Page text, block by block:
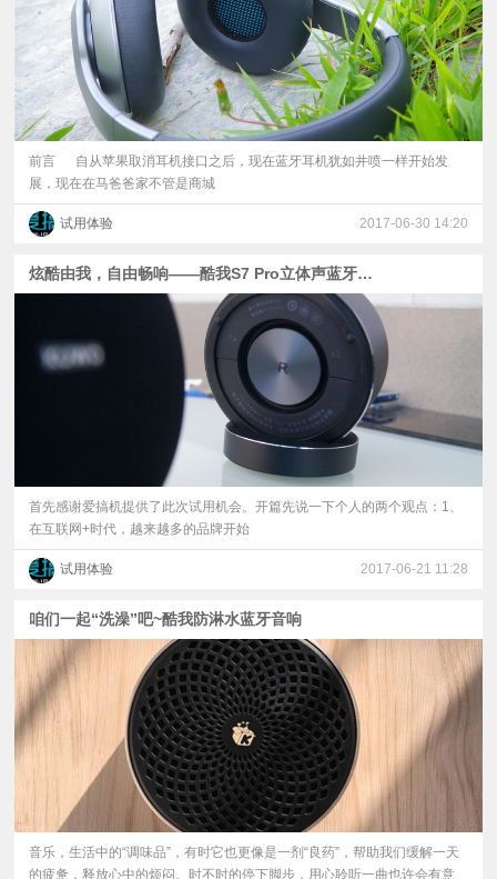
前言 自从苹果取消耳机接口之后，现在蓝牙耳机犹如井喷一样开始发
展，现在在马爸爸家不管是商城
试用体验 2017-06-30 14:20
炫酷由我，自由畅响——酷我S7 Pro立体声蓝牙音箱体验
首先感谢爱搞机提供了此次试用机会。开篇先说一下个人的两个观点：1、
在互联网+时代，越来越多的品牌开始
试用体验 2017-06-21 11:28
咱们一起“洗澡”吧~酷我防淋水蓝牙音响
音乐，生活中的“调味品”，有时它也更像是一剂“良药”，帮助我们缓解一天
的疲惫，释放心中的烦闷。时不时的停下脚步，用心聆听一曲也许会有意